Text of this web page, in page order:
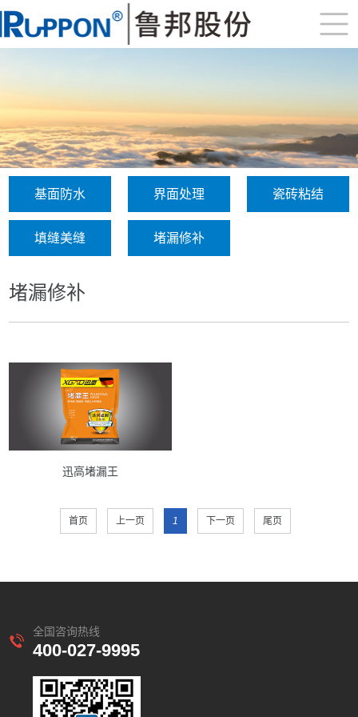
基面防水 界面处理 瓷砖粘结
填缝美缝 堵漏修补
堵漏修补
迅高堵漏王
首页 上一页 1 下一页 尾页
全国咨询热线
400-027-9995